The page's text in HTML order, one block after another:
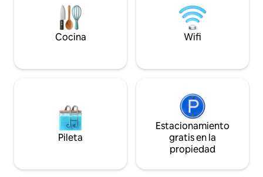
de oficina ordenada. Nota: Podés
disfrutar de los alimentos en el CBD de
Wote y volver.
la amabilidad del
respira el aire
saborea la vida
Cocina Wifi
Pileta
Estacionamiento
gratis en la
propiedad